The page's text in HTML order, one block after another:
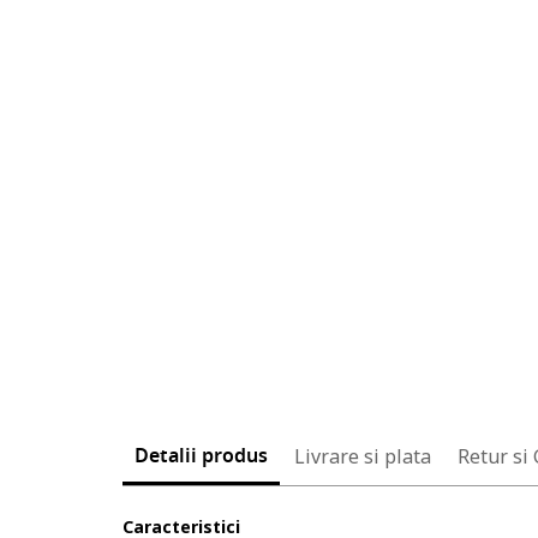
Detalii produs Livrare si plata Retur si
Caracteristici